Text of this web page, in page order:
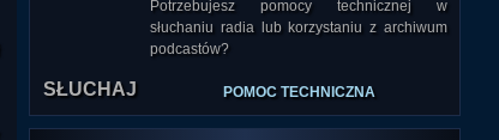
SŁUCHAJ
Potrzebujesz pomocy technicznej w
słuchaniu radia lub korzystaniu z archiwum
podcastów?
POMOC TECHNICZNA